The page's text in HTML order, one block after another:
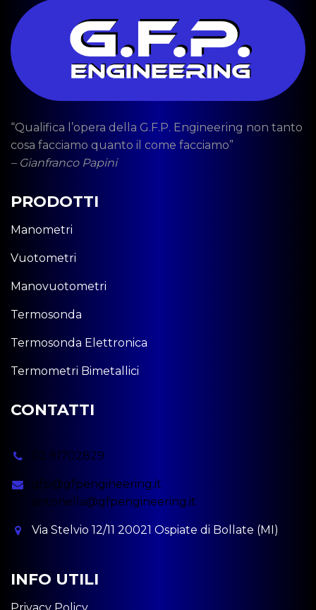
“Qualifica l’opera della G.F.P. Engineering non tanto
cosa facciamo quanto il come facciamo”
– Gianfranco Papini
PRODOTTI
Manometri
Vuotometri
Manovuotometri
Termosonda
Termosonda Elettronica
Termometri Bimetallici
CONTATTI
02 91702829
gfp@gfpengineering.it
antonella@gfpengineering.it
Via Stelvio 12/11 20021 Ospiate di Bollate (MI)
INFO UTILI